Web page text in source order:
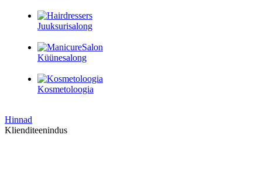
Juuksurisalong
Küünesalong
Kosmetoloogia
Hinnad
Klienditeenindus